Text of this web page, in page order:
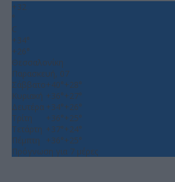
+32
°
C
+34°
+26°
Θεσσαλονίκη
Παρασκευή, 07
Σάββατο+40°+28°
Κυριακή +36°+27°
Δευτέρα +34°+26°
Τρίτη
+36°+25°
Τετάρτη +37°+24°
Πέμπτη
+36°+25°
Πρόγνωση για 7 μέρες